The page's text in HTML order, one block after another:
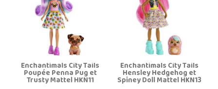
Enchantimals City Tails
Poupée Penna Pug et
Trusty Mattel HKN11
Enchantimals City Tails
Hensley Hedgehog et
Spiney Doll Mattel HKN13